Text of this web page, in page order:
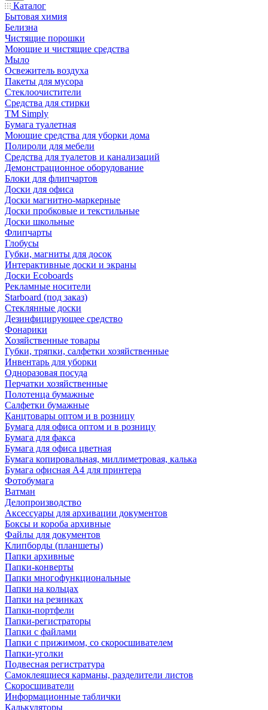
Каталог
Бытовая химия
Белизна
Чистящие порошки
Моющие и чистящие средства
Мыло
Освежитель воздуха
Пакеты для мусора
Стеклоочистители
Средства для стирки
TM Simply
Бумага туалетная
Моющие средства для уборки дома
Полироли для мебели
Средства для туалетов и канализаций
Демонстрационное оборудование
Блоки для флипчартов
Доски для офиса
Доски магнитно-маркерные
Доски пробковые и текстильные
Доски школьные
Флипчарты
Глобусы
Губки, магниты для досок
Интерактивные доски и экраны
Доски Ecoboards
Рекламные носители
Starboard (под заказ)
Стеклянные доски
Дезинфицирующее средство
Фонарики
Хозяйственные товары
Губки, тряпки, салфетки хозяйственные
Инвентарь для уборки
Одноразовая посуда
Перчатки хозяйственные
Полотенца бумажные
Салфетки бумажные
Канцтовары оптом и в розницу
Бумага для офиса оптом и в розницу
Бумага для факса
Бумага для офиса цветная
Бумага копировальная, миллиметровая, калька
Бумага офисная А4 для принтера
Фотобумага
Ватман
Делопроизводство
Аксессуары для архивации документов
Боксы и короба архивные
Файлы для документов
Клипборды (планшеты)
Папки архивные
Папки-конверты
Папки многофункциональные
Папки на кольцах
Папки на резинках
Папки-портфели
Папки-регистраторы
Папки с файлами
Папки с прижимом, со скоросшивателем
Папки-уголки
Подвесная регистратура
Самоклеящиеся карманы, разделители листов
Скоросшиватели
Информационные таблички
Калькуляторы